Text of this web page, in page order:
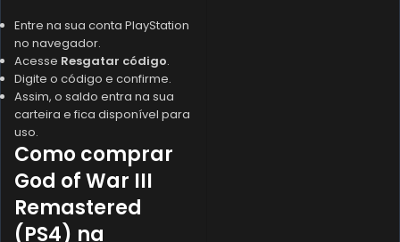
Entre na sua conta PlayStation
no navegador.
Acesse Resgatar código.
Digite o código e confirme.
Assim, o saldo entra na sua
carteira e fica disponível para
uso.
Como comprar
God of War III
Remastered
(PS4) na